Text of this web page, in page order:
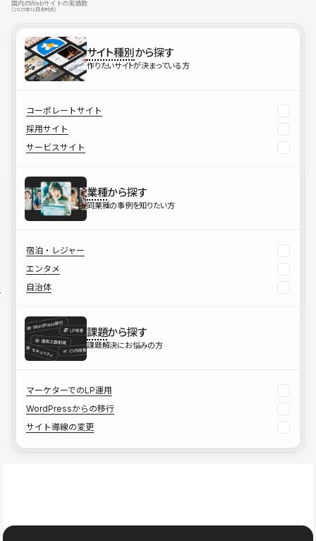
国内のWebサイトの実績数
（2025年12月末時点）
サイト種別から探す
作りたいサイトが決まっている方
コーポレートサイト
採用サイト
サービスサイト
業種から探す
同業種の事例を知りたい方
宿泊・レジャー
エンタメ
自治体
課題から探す
課題解決にお悩みの方
マーケターでのLP運用
WordPressからの移行
サイト導線の変更